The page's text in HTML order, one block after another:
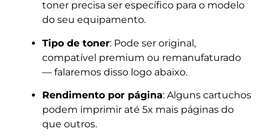
toner precisa ser específico para o modelo
do seu equipamento.
Tipo de toner: Pode ser original,
compatível premium ou remanufaturado
— falaremos disso logo abaixo.
Rendimento por página: Alguns cartuchos
podem imprimir até 5x mais páginas do
que outros.